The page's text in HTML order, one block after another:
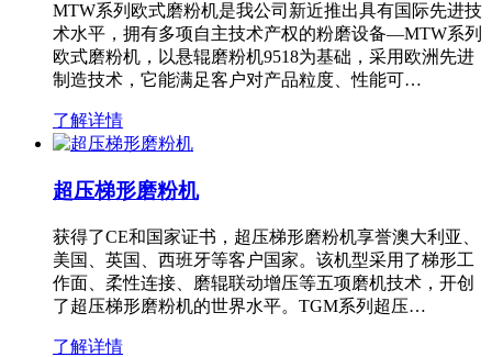
MTW系列欧式磨粉机是我公司新近推出具有国际先进技
术水平，拥有多项自主技术产权的粉磨设备—MTW系列
欧式磨粉机，以悬辊磨粉机9518为基础，采用欧洲先进
制造技术，它能满足客户对产品粒度、性能可…
了解详情
超压梯形磨粉机
获得了CE和国家证书，超压梯形磨粉机享誉澳大利亚、
美国、英国、西班牙等客户国家。该机型采用了梯形工
作面、柔性连接、磨辊联动增压等五项磨机技术，开创
了超压梯形磨粉机的世界水平。TGM系列超压…
了解详情